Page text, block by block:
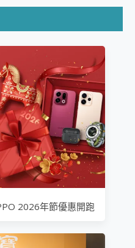
2026年節優惠開跑